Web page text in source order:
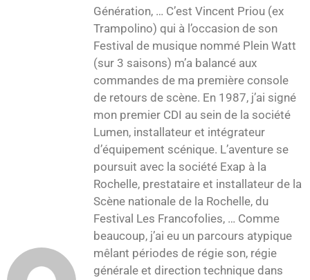
Génération, … C’est Vincent Priou (ex
Trampolino) qui à l’occasion de son
Festival de musique nommé Plein Watt
(sur 3 saisons) m’a balancé aux
commandes de ma première console
de retours de scène. En 1987, j’ai signé
mon premier CDI au sein de la société
Lumen, installateur et intégrateur
d’équipement scénique. L’aventure se
poursuit avec la société Exap à la
Rochelle, prestataire et installateur de la
Scène nationale de la Rochelle, du
Festival Les Francofolies, … Comme
beaucoup, j’ai eu un parcours atypique
mêlant périodes de régie son, régie
générale et direction technique dans